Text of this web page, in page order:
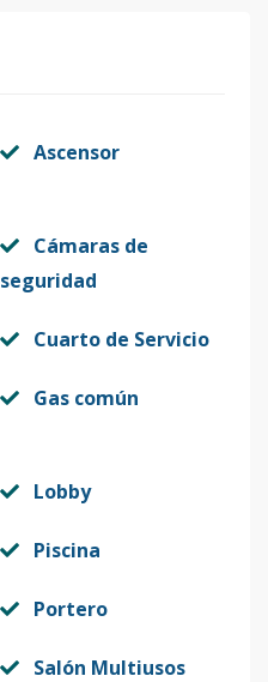
Ascensor
Cámaras de
seguridad
Cuarto de Servicio
Gas común
Lobby
Piscina
Portero
Salón Multiusos